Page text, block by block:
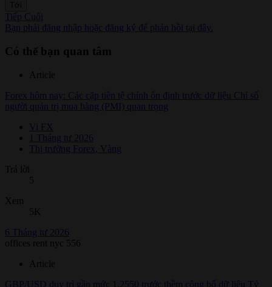
Tiếp Cuối
Bạn phải đăng nhập hoặc đăng ký để phản hồi tại đây.
Có thể bạn quan tâm
Article
Forex hôm nay: Các cặp tiền tệ chính ổn định trước dữ liệu Chỉ số
người quản trị mua hàng (PMI) quan trọng
Vi FX
1 Tháng tư 2026
Thị trường Forex, Vàng
Trả lời
5
Xem
5K
6 Tháng tư 2026
offices rent nyc 556
Article
GBP/USD duy trì gần mức 1,2550 trước thềm công bố dữ liệu Tỷ